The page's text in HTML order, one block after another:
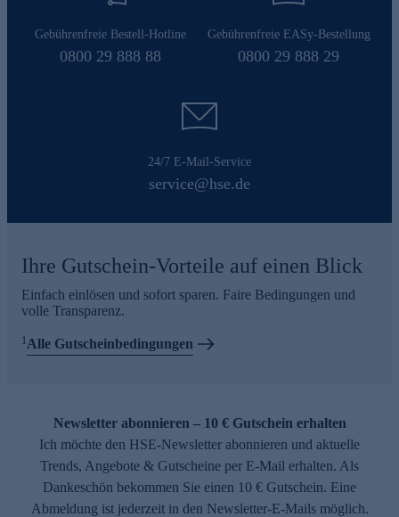
Gebührenfreie Bestell-Hotline
0800 29 888 88
Gebührenfreie EASy-Bestellung
0800 29 888 29
24/7 E-Mail-Service
service@hse.de
Ihre Gutschein-Vorteile auf einen Blick
Einfach einlösen und sofort sparen. Faire Bedingungen und
volle Transparenz.
1Alle Gutscheinbedingungen
Newsletter abonnieren – 10 € Gutschein erhalten
Ich möchte den HSE-Newsletter abonnieren und aktuelle
Trends, Angebote & Gutscheine per E-Mail erhalten. Als
Dankeschön bekommen Sie einen 10 € Gutschein. Eine
Abmeldung ist jederzeit in den Newsletter-E-Mails möglich.